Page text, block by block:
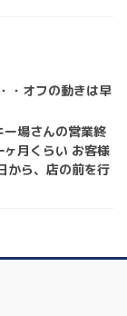
・オフの動きは早
場さんの営業終
月くらい お客様
から、店の前を行